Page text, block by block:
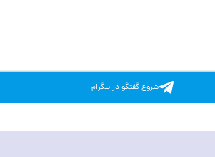
شروع گفتگو در تلگرام